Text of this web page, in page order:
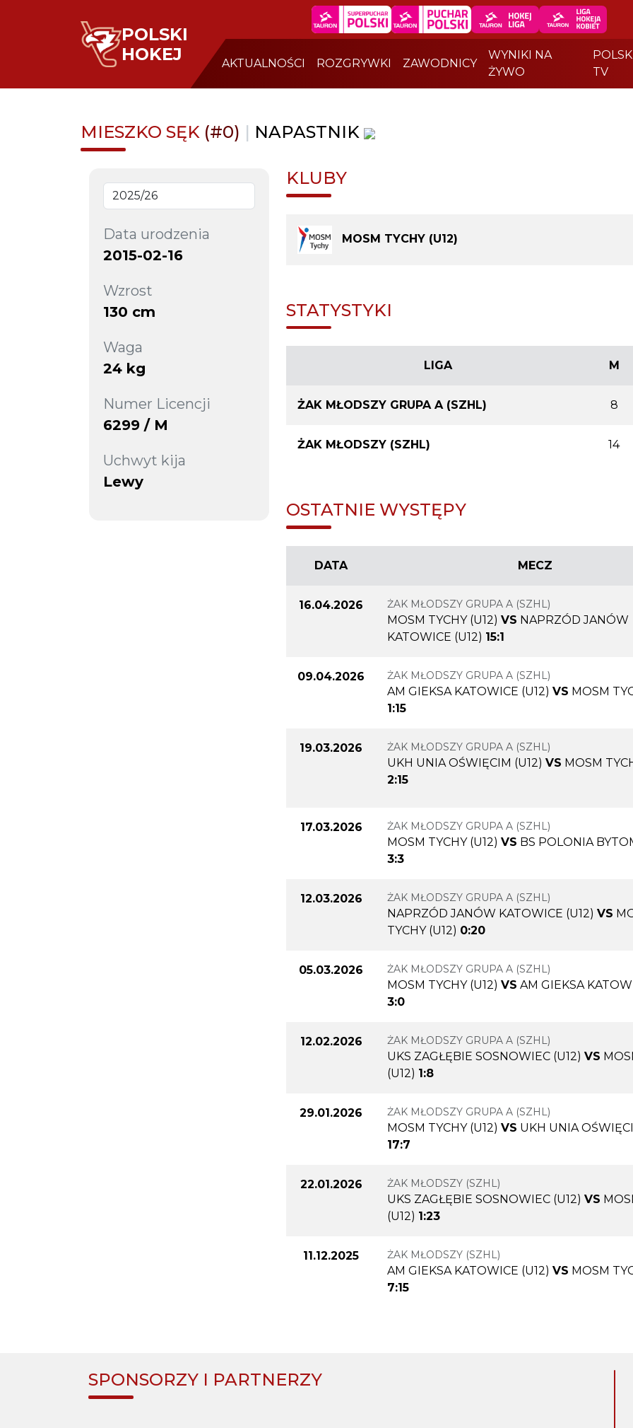
POLSKI
HOKEJ
AKTUALNOŚCI ROZGRYWKI ZAWODNICY
WYNIKI NA
ŻYWO
TV
MIESZKO SĘK (#0) | NAPASTNIK
Data urodzenia
2015-02-16
Wzrost
130 cm
Waga
24 kg
Numer Licencji
6299 / M
Uchwyt kija
Lewy
KLUBY
MOSM TYCHY (U12)
STATYSTYKI
LIGA M
ŻAK MŁODSZY GRUPA A (SZHL) 8
ŻAK MŁODSZY (SZHL) 14
OSTATNIE WYSTĘPY
DATA MECZ
16.04.2026 ŻAK MŁODSZY GRUPA A (SZHL)
MOSM TYCHY (U12) VS NAPRZÓD JANÓW
KATOWICE (U12) 15:1
09.04.2026 ŻAK MŁODSZY GRUPA A (SZHL)
AM GIEKSA KATOWICE (U12) VS MOSM
1:15
19.03.2026 ŻAK MŁODSZY GRUPA A (SZHL)
UKH UNIA OŚWIĘCIM (U12) VS MOSM
2:15
17.03.2026 ŻAK MŁODSZY GRUPA A (SZHL)
MOSM TYCHY (U12) VS BS POLONIA
3:3
12.03.2026 ŻAK MŁODSZY GRUPA A (SZHL)
NAPRZÓD JANÓW KATOWICE (U12) VS
TYCHY (U12) 0:20
05.03.2026 ŻAK MŁODSZY GRUPA A (SZHL)
MOSM TYCHY (U12) VS AM GIEKSA
3:0
12.02.2026 ŻAK MŁODSZY GRUPA A (SZHL)
UKS ZAGŁĘBIE SOSNOWIEC (U12) VS
(U12) 1:8
29.01.2026 ŻAK MŁODSZY GRUPA A (SZHL)
MOSM TYCHY (U12) VS UKH UNIA
17:7
22.01.2026 ŻAK MŁODSZY (SZHL)
UKS ZAGŁĘBIE SOSNOWIEC (U12) VS
(U12) 1:23
11.12.2025 ŻAK MŁODSZY (SZHL)
AM GIEKSA KATOWICE (U12) VS MOSM
7:15
SPONSORZY I PARTNERZY